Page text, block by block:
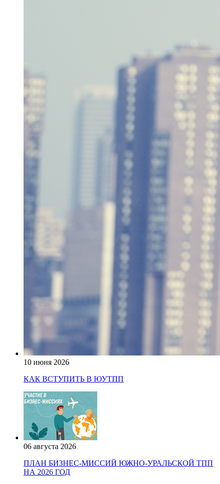
10 июня 2026
КАК ВСТУПИТЬ В ЮУТПП
06 августа 2026
ПЛАН БИЗНЕС-МИССИЙ ЮЖНО-УРАЛЬСКОЙ ТПП
НА 2026 ГОД